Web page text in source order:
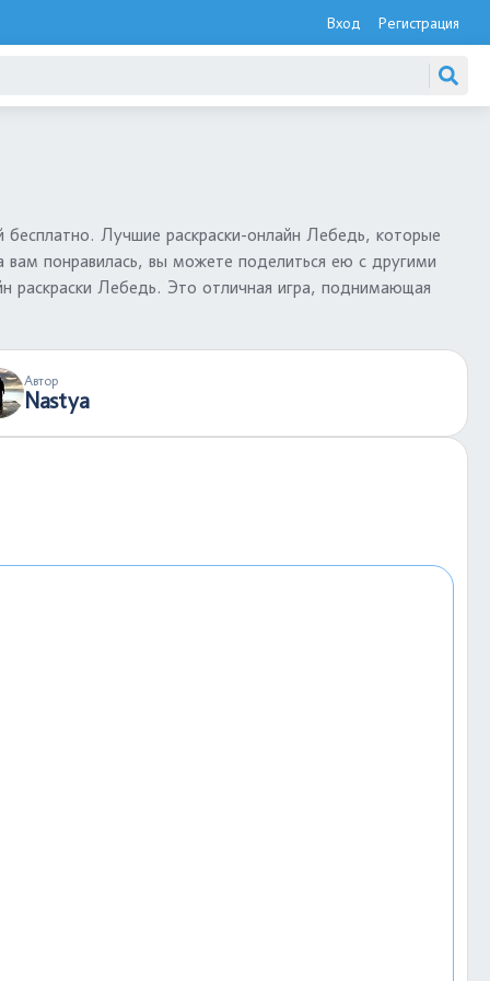
Вход Регистрация
Лучшие раскраски-онлайн Лебедь, которые
вам понравилась, вы можете поделиться ею с другими
раскраски Лебедь. Это отличная игра, поднимающая
Автор
Nastya